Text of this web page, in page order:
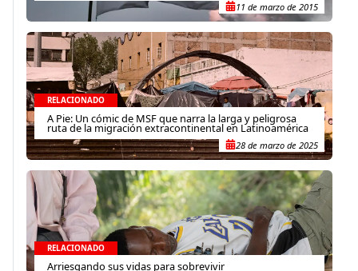
11 de marzo de 2015
RELACIONADO
A Pie: Un cómic de MSF que narra la larga y peligrosa
ruta de la migración extracontinental en Latinoamérica
28 de marzo de 2025
RELACIONADO
Arriesgando sus vidas para sobrevivir